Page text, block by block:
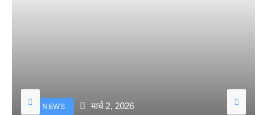
NEWS मार्च 2, 2026